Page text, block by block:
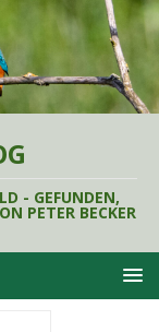
- GEFUNDEN,
PETER BECKER